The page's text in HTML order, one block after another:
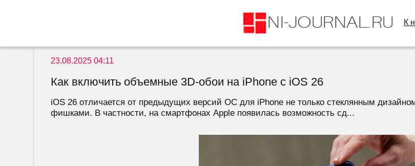
К
23.08.2025 04:11
Как включить объемные 3D-обои на iPhone с iOS 26
iOS 26 отличается от предыдущих версий ОС для iPhone не только стеклянным
фишками. В частности, на смартфонах Apple появилась возможность сд...